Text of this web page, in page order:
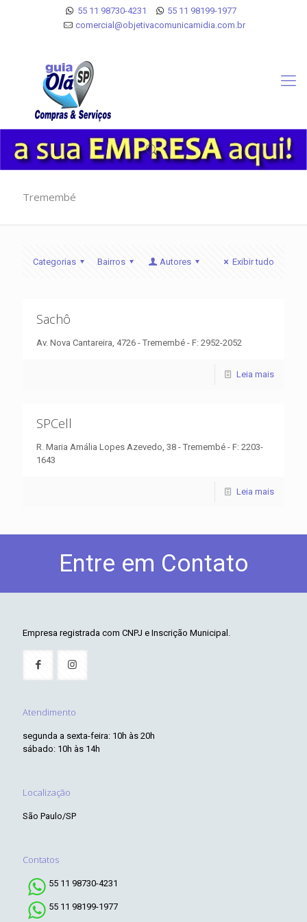
55 11 98730-4231
55 11 98199-1977
comercial@objetivacomunicamidia.com.br
Tremembé
Categorias Bairros Autores Exibir tudo
Sachô
Av. Nova Cantareira, 4726 - Tremembé - F: 2952-2052
Leia mais
SPCell
R. Maria Amália Lopes Azevedo, 38 - Tremembé - F: 2203-
1643
Leia mais
Entre em Contato
Empresa registrada com CNPJ e Inscrição Municipal.
Atendimento
segunda a sexta-feira: 10h às 20h
sábado: 10h às 14h
Localização
São Paulo/SP
Contatos
55 11 98730-4231
55 11 98199-1977